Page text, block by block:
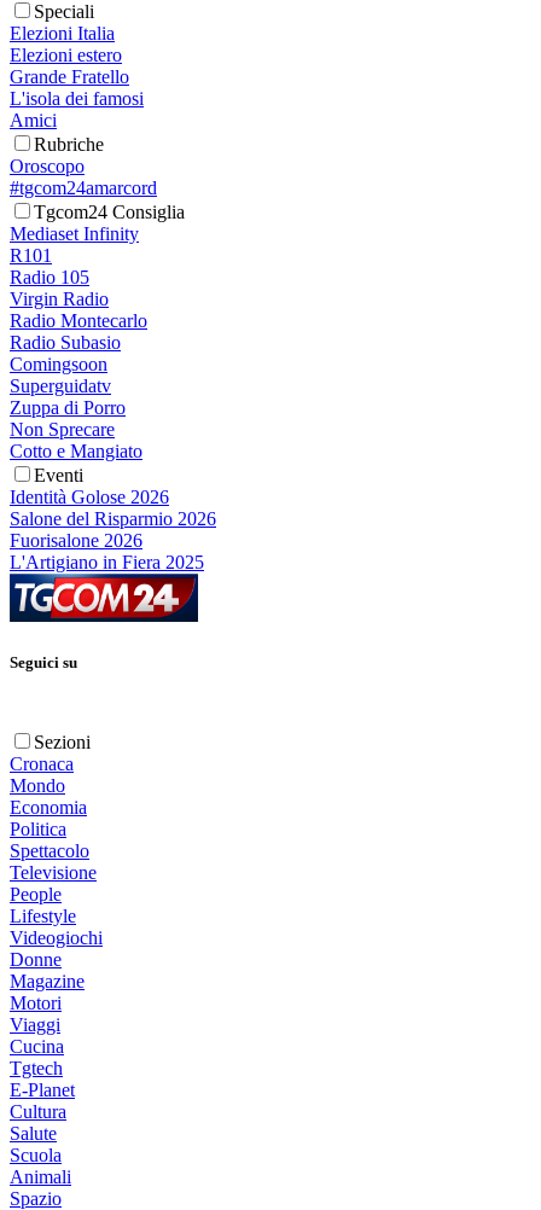
Speciali
Elezioni Italia
Elezioni estero
Grande Fratello
L'isola dei famosi
Amici
Rubriche
Oroscopo
#tgcom24amarcord
Tgcom24 Consiglia
Mediaset Infinity
R101
Radio 105
Virgin Radio
Radio Montecarlo
Radio Subasio
Comingsoon
Superguidatv
Zuppa di Porro
Non Sprecare
Cotto e Mangiato
Eventi
Identità Golose 2026
Salone del Risparmio 2026
Fuorisalone 2026
L'Artigiano in Fiera 2025
Seguici su
Sezioni
Cronaca
Mondo
Economia
Politica
Spettacolo
Televisione
People
Lifestyle
Videogiochi
Donne
Magazine
Motori
Viaggi
Cucina
Tgtech
E-Planet
Cultura
Salute
Scuola
Animali
Spazio